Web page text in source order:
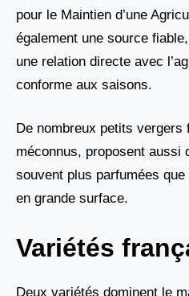
pour le Maintien d’une
également une source
une relation directe avec
conforme aux saisons.
De nombreux petits vergers
méconnus, proposent aussi
souvent plus parfumées
en grande surface.
Variétés
Deux variétés dominent le